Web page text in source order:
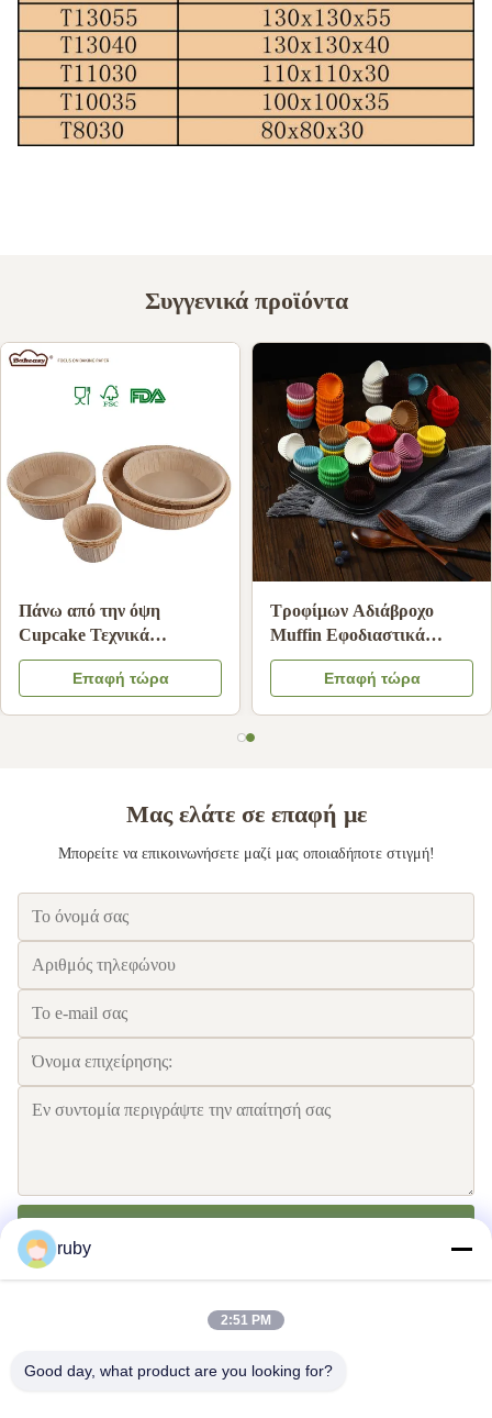
Συγγενικά προϊόντα
Τροφική ποιότητα Άσπρη
χεριού σταγόνα φίλτρα
καφέ ανθεκτικό στο λάδι
χαρτί διήθησης καφέ
Επαφή τώρα
Αντικολλητικές επενδύσεις
cupcake μιας χρήσης για
φλιτζάνια ψησίματος
ανθεκτικές σε υψηλές
Επαφή τώρα
Μας ελάτε σε επαφή με
Μπορείτε να επικοινωνήσετε μαζί μας οποιαδήποτε στιγμή!
ruby
2:51 PM
Good day, what product are you looking for?